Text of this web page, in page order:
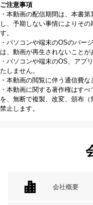
ご注意事項
・本動画の配信期間は、本書
し、予期しない事情によりそ
す。
・パソコンや端末のOSのバー
は、動画が再生されないことが
・パソコンや端末のOS、アプ
たしません。
・本動画の閲覧に伴う通信費
・本動画に関する著作権はす
を、無断で複製、改変、頒布
禁止します。
会社概要